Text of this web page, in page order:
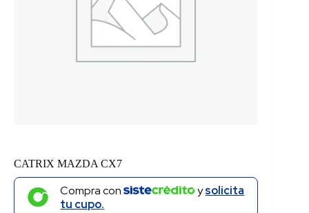
CATRIX MAZDA CX7
Compra con ysolicita
tu cupo.